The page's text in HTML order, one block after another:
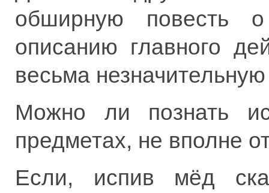
обширную повесть
описанию главного
весьма
Можно ли познать
предметах, не вполне
Если, испив мёд